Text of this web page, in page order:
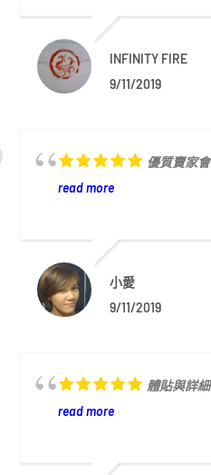
INFINITY FIRE
9/11/2019
優質賣家
read more
小愛
9/11/2019
體貼與詳
read more